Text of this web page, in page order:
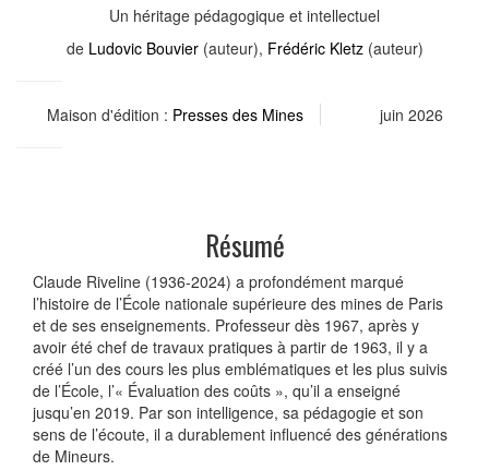
Un héritage pédagogique et intellectuel
de Ludovic Bouvier(auteur), Frédéric Kletz(auteur)
Maison d'édition : Presses des Mines juin 2026
Résumé
Claude Riveline (1936-2024) a profondément marqué
l’histoire de l’École nationale supérieure des mines de Paris
et de ses enseignements. Professeur dès 1967, après y
avoir été chef de travaux pratiques à partir de 1963, il y a
créé l’un des cours les plus emblématiques et les plus suivis
de l’École, l’« Évaluation des coûts », qu’il a enseigné
jusqu’en 2019. Par son intelligence, sa pédagogie et son
sens de l’écoute, il a durablement influencé des générations
de Mineurs.